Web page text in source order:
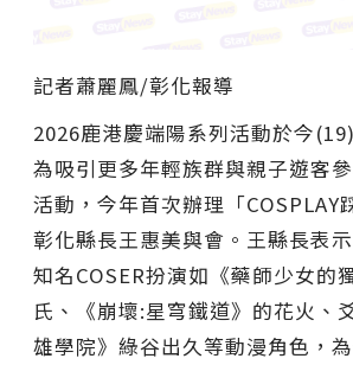
記者蕭麗鳳/彰化報導
2026鹿港慶端陽系列活動於今
為吸引更多年輕族群與親子遊客
活動，今年首次辦理「COSPLAY
彰化縣長王惠美與會。王縣長表
知名COSER扮演如《藥師少女的
氏、《崩壞:星穹鐵道》的花火、
雄學院》綠谷出久等動漫角色，